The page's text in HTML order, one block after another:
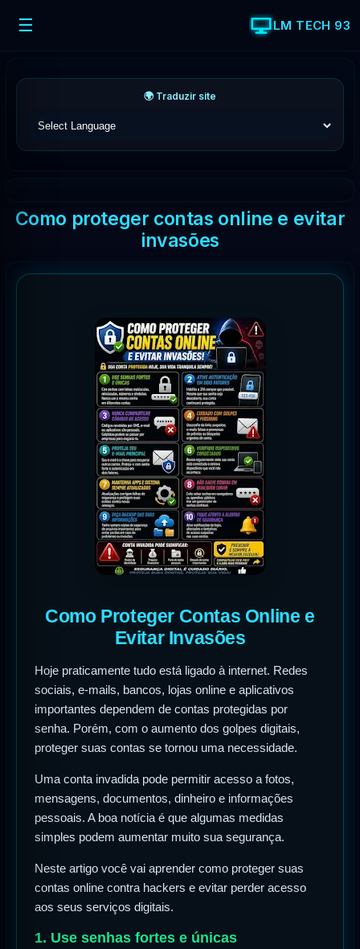
☰ LM TECH 93
🌍 Traduzir site
Como proteger contas online e evitar
invasões
Como Proteger Contas Online e
Evitar Invasões
Hoje praticamente tudo está ligado à internet. Redes
sociais, e-mails, bancos, lojas online e aplicativos
importantes dependem de contas protegidas por
senha. Porém, com o aumento dos golpes digitais,
proteger suas contas se tornou uma necessidade.
Uma conta invadida pode permitir acesso a fotos,
mensagens, documentos, dinheiro e informações
pessoais. A boa notícia é que algumas medidas
simples podem aumentar muito sua segurança.
Neste artigo você vai aprender como proteger suas
contas online contra hackers e evitar perder acesso
aos seus serviços digitais.
1. Use senhas fortes e únicas